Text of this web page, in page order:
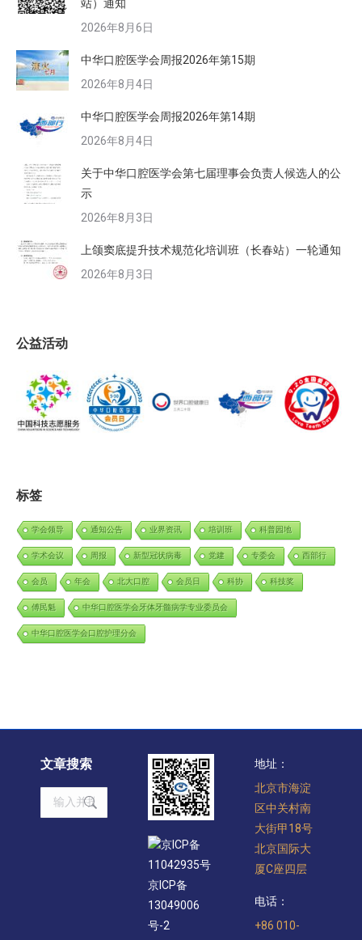
站）通知
2026年8月6日
中华口腔医学会周报2026年第15期
2026年8月4日
中华口腔医学会周报2026年第14期
2026年8月4日
关于中华口腔医学会第七届理事会负责人候选人的公
示
2026年8月3日
上颌窦底提升技术规范化培训班（长春站）一轮通知
2026年8月3日
公益活动
标签
学会领导 通知公告 业界资讯 培训班 科普园地
学术会议 周报 新型冠状病毒 党建 专委会 西部行
会员 年会 北大口腔 会员日 科协 科技奖
傅民魁 中华口腔医学会牙体牙髓病学专业委员会
中华口腔医学会口腔护理分会
文章搜索
Search:
京ICP备
11042935号
京ICP备
13049006
号-2
地址：
北京市海淀
区中关村南
大街甲18号
北京国际大
厦C座四层
电话：
+86 010-